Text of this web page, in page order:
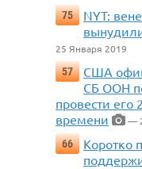
75
NYT:
25 Января 2019
57
США
СБ ООН
провести его
времени
—
66
Коротко